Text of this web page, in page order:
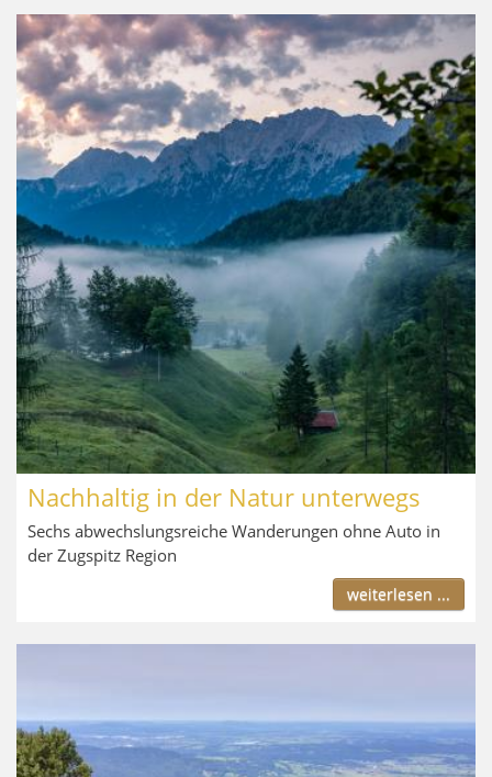
Nachhaltig in der Natur unterwegs
Sechs abwechslungsreiche Wanderungen ohne Auto in
der Zugspitz Region
weiterlesen ...